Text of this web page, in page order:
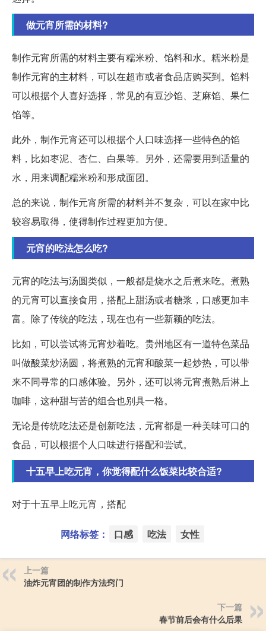
做元宵所需的材料?
制作元宵所需的材料主要有糯米粉、馅料和水。糯米粉是
制作元宵的主材料，可以在超市或者食品店购买到。馅料
可以根据个人喜好选择，常见的有豆沙馅、芝麻馅、果仁
馅等。
此外，制作元宵还可以根据个人口味选择一些特色的馅
料，比如枣泥、杏仁、白果等。另外，还需要用到适量的
水，用来调配糯米粉和形成面团。
总的来说，制作元宵所需的材料并不复杂，可以在家中比
较容易取得，使得制作过程更加方便。
元宵的吃法怎么吃?
元宵的吃法与汤圆类似，一般都是烧水之后煮来吃。煮熟
的元宵可以直接食用，搭配上甜汤或者糖浆，口感更加丰
富。除了传统的吃法，现在也有一些新颖的吃法。
比如，可以尝试将元宵炒着吃。贵州地区有一道特色菜品
叫做酸菜炒汤圆，将煮熟的元宵和酸菜一起炒热，可以带
来不同寻常的口感体验。另外，还可以将元宵煮熟后淋上
咖啡，这种甜与苦的组合也别具一格。
无论是传统吃法还是创新吃法，元宵都是一种美味可口的
食品，可以根据个人口味进行搭配和尝试。
十五早上吃元宵，你觉得配什么饭菜比较合适?
对于十五早上吃元宵，搭配
网络标签： 口感 吃法 女性
上一篇
油炸元宵团的制作方法窍门
下一篇
春节前后会有什么后果